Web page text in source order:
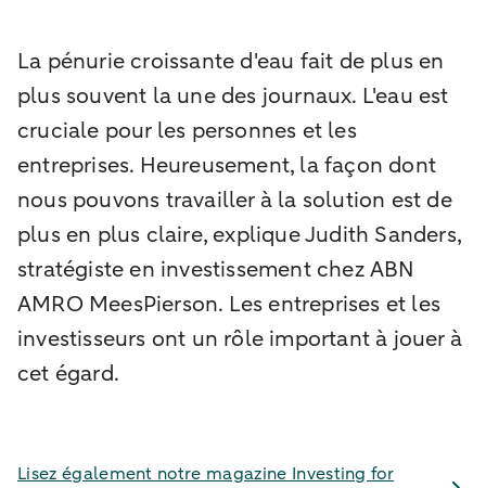
La pénurie croissante d'eau fait de plus en
plus souvent la une des journaux. L'eau est
cruciale pour les personnes et les
entreprises. Heureusement, la façon dont
nous pouvons travailler à la solution est de
plus en plus claire, explique Judith Sanders,
stratégiste en investissement chez ABN
AMRO MeesPierson. Les entreprises et les
investisseurs ont un rôle important à jouer à
cet égard.
Lisez également notre magazine Investing for